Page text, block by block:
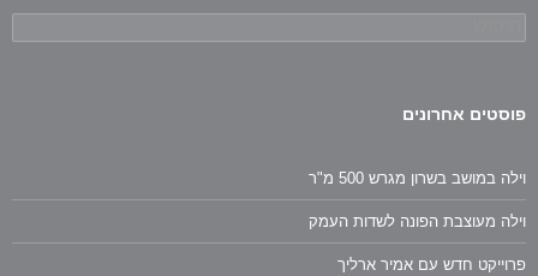
פוסטים אחרונים
וילה במושב בשרון מגרש 500 מ"ר
וילה מעוצבת הפונה לשדות העמק
פרוייקט חדש עם אמיר ארליך